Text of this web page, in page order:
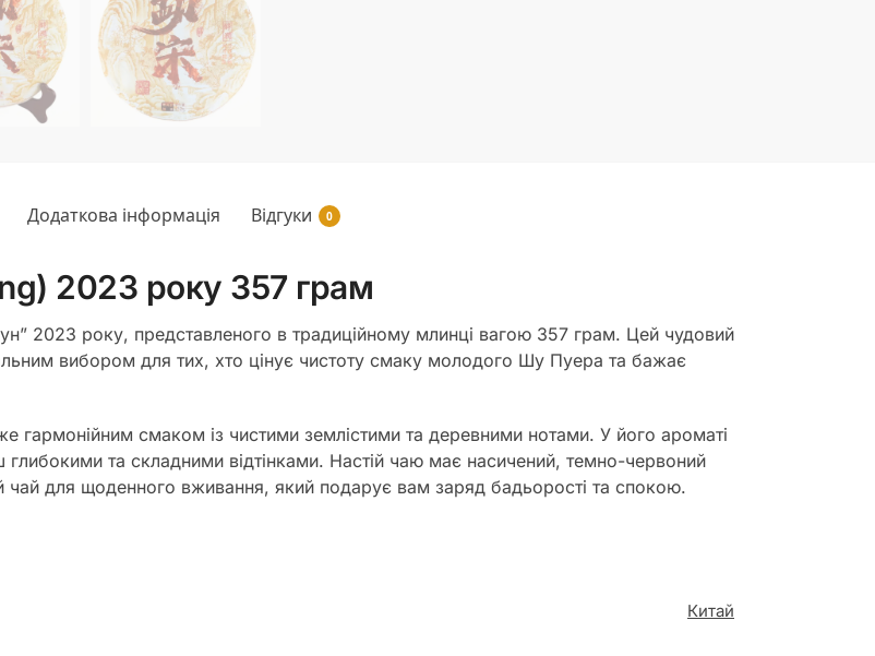
Додаткова інформація Відгуки 0
2023 року 357 грам
2023 року, представленого в традиційному млинці вагою 357 грам. Цей чудовий
вибором для тих, хто цінує чистоту смаку молодого Шу Пуера та бажає
гармонійним смаком із чистими землістими та деревними нотами. У його ароматі
глибокими та складними відтінками. Настій чаю має насичений, темно-червоний
чай для щоденного вживання, який подарує вам заряд бадьорості та спокою.
Китай